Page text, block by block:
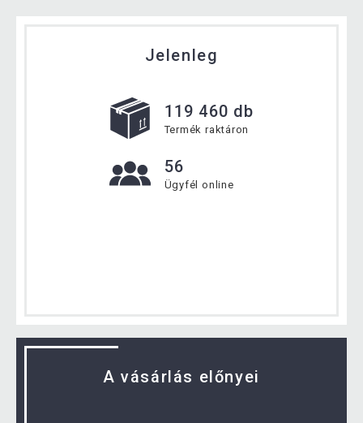
Jelenleg
119 460 db
Termék raktáron
56
Ügyfél online
A vásárlás előnyei